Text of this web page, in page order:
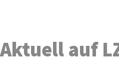
Aktuell auf